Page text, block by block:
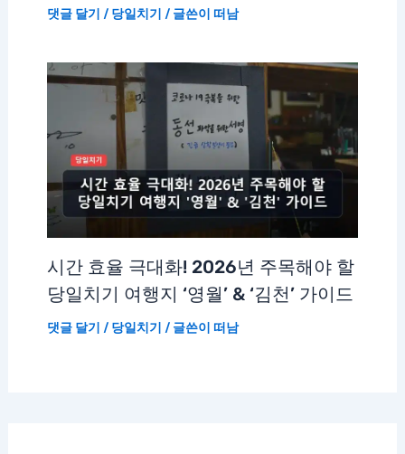
댓글 달기 / 당일치기 / 글쓴이 떠남
시간 효율 극대화! 2026년 주목해야 할
당일치기 여행지 ‘영월’ & ‘김천’ 가이드
댓글 달기 / 당일치기 / 글쓴이 떠남